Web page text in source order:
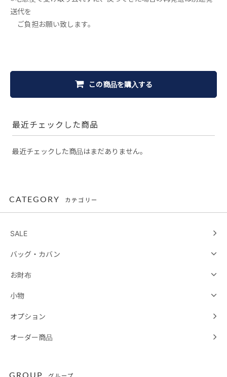
送代を
ご負担お願い致します。
この商品を購入する
最近チェックした商品
最近チェックした商品はまだありません。
CATEGORY カテゴリー
SALE
バッグ・カバン
お財布
小物
オプション
オーダー商品